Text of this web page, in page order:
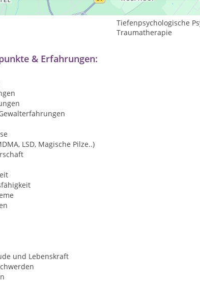
Tiefenpsychologische
Traumatherapie
& Erfahrungen:
LSD, Magische Pilze..)
und Lebenskraft